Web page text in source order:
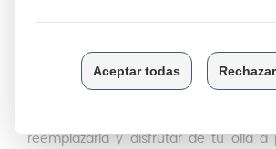
DESCRIPCIÓN
asa de tu olla express
reemplazarla y disfrutar de tu olla a